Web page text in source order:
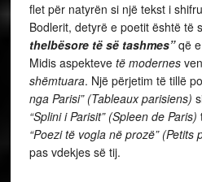
flet për natyrën si një tekst i
Bodlerit, detyrë e poetit është të
thelbësore të së tashmes”që e
Midis aspekteve të modernes
shëmtuara. Një përjetim të tillë
nga Parisi” (Tableaux parisiens)
“Splini i Parisit” (Spleen de Paris)
“Poezi të vogla në prozë” (Petits
pas vdekjes së tij.